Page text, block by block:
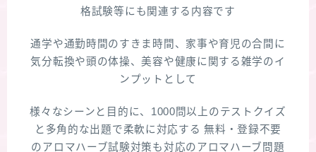
格試験等にも関連する内容です
通学や通勤時間のすきま時間、家事や育児の合間に
気分転換や頭の体操、美容や健康に関する雑学のイ
ンプットとして
様々なシーンと目的に、1000問以上のテストクイズ
と多角的な出題で柔軟に対応する 無料・登録不要
のアロマハーブ試験対策も対応のアロマハーブ問題